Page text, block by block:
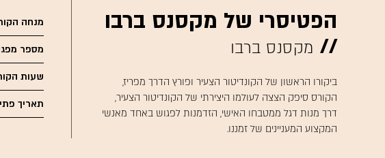
הפטיסרי של מקסנס ברבו
// מקסנס ברבו
ביקורו הראשון של הקונדיטור הצעיר ופורץ הדרך מפריז,
הקורס סיפק הצצה לעולמו היצירתי של הקונדיטור הצעיר,
דרך מנות דגל ממטבחו האישי, הזדמנות לפגוש באחד מאנשי
המקצוע המעניינים של זמננו.
מנחה
מספר
שעות
תאריך